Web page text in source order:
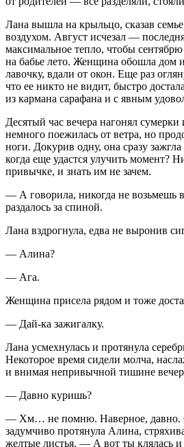
Лана вышла на крыльцо, сказав
воздухом. Август исчезал —
максимальное тепло, чтобы
на бабье лето. Женщина обошла дом
лавочку, вдали от окон. Еще раз
что ее никто не видит, быстро достала
из кармана сарафана и с явным
Десятый час вечера нагонял
немного поежилась от ветра, но
ноги. Докурив одну, она сразу
когда еще удастся улучить момент?
привычке, и знать им не зачем.
— А говорила, никогда не возьмешь
раздалось за спиной.
Лана вздрогнула, едва не выронив
— Алина?
— Ага.
Женщина присела рядом и тоже
— Дай-ка зажигалку.
Лана усмехнулась и протянула
Некоторое время сидели молча,
и внимая непривычной тишине
— Давно куришь?
— Хм… не помню. Наверное, давно.
задумчиво протянула Алина,
желтые листья. — А вот ты клялась